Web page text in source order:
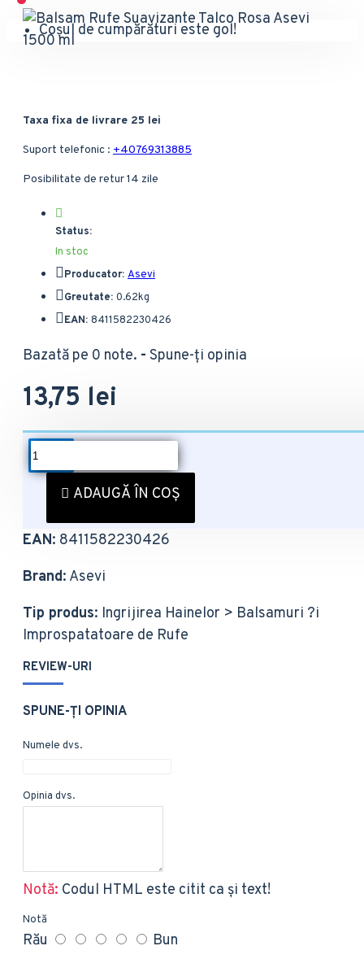
Coșul de cumpărături este gol!
Taxa fixa de livrare 25 lei
Suport telefonic : +40769313885
Posibilitate de retur 14 zile
Status:
In stoc
Producator: Asevi
Greutate: 0.62kg
EAN: 8411582230426
Bazată pe 0 note. - Spune-ţi opinia
13,75 lei
ADAUGĂ ÎN COȘ
DESCRIERE
Balsam Rufe Suavizante Talco Rosa Asevi 1500
EAN: 8411582230426
Brand: Asevi
Tip produs: Ingrijirea Hainelor > Balsamuri ?i
Improspatatoare de Rufe
REVIEW-URI
SPUNE-ŢI OPINIA
Numele dvs.
Opinia dvs.
Notă: Codul HTML este citit ca şi text!
Notă
Rău Bun